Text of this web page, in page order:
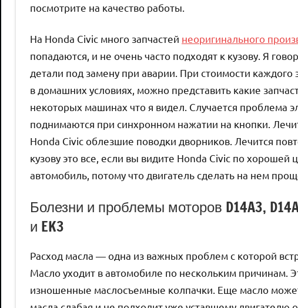
посмотрите на качество работы.
На Honda Civic много запчастей неоригинального
попадаются, и не очень часто подходят к кузову. Я
детали под замену при аварии. При стоимости
в домашних условиях, можно представить какие
некоторых машинах что я видел. Случается проблема
поднимаются при синхронном нажатии на кнопки.
Honda Civic облезшие поводки дворников. Лечится
кузову это все, если вы видите Honda Civic по
автомобиль, потому что двигатель сделать на нем
Болезни и проблемы моторов D14A3,
и EK3
Расход масла — одна из важных проблем с которой
Масло уходит в автомобиле по нескольким причинам.
изношенные маслосъемные колпачки. Еще масло